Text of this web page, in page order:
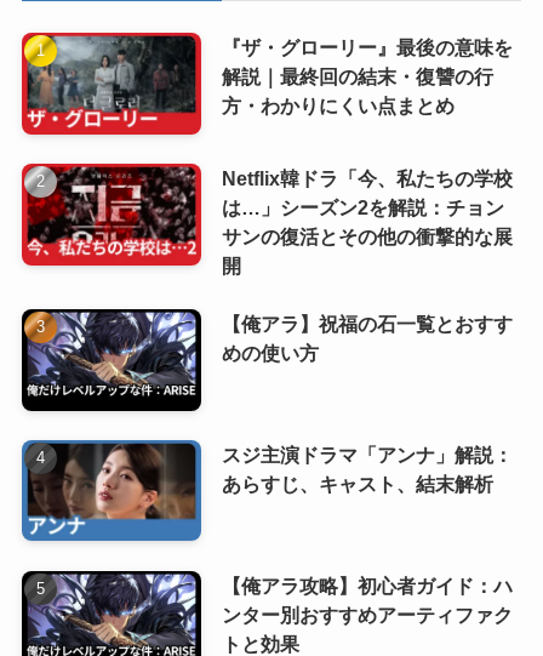
『ザ・グローリー』最後の意味を
解説｜最終回の結末・復讐の行
方・わかりにくい点まとめ
Netflix韓ドラ「今、私たちの学校
は…」シーズン2を解説：チョン
サンの復活とその他の衝撃的な展
開
【俺アラ】祝福の石一覧とおすす
めの使い方
スジ主演ドラマ「アンナ」解説：
あらすじ、キャスト、結末解析
【俺アラ攻略】初心者ガイド：ハ
ンター別おすすめアーティファク
トと効果